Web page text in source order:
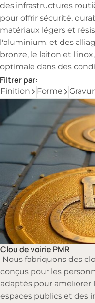
des infrastructures
pour offrir sécurité,
matériaux légers et
l'aluminium, et des
bronze, le laiton et
optimale dans des
Filtrer par:
Finition Forme
Clous de voirie
Clou de voirie PMR
Nous fabriquons des
conçus pour les
adaptés pour améliorer
espaces publics et des